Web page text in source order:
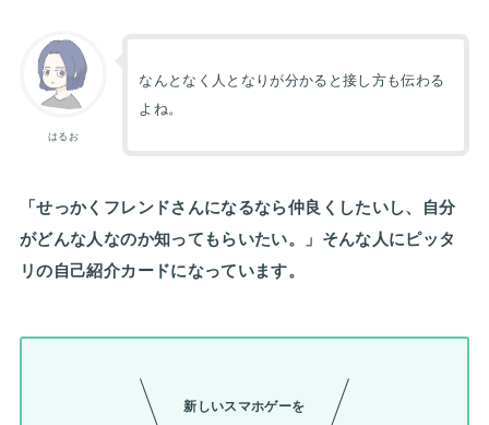
はるお
なんとなく人となりが分かると接し方も伝わる
よね。
「せっかくフレンドさんになるなら仲良くしたいし、自分
がどんな人なのか知ってもらいたい。」そんな人にピッタ
リの自己紹介カードになっています。
新しいスマホゲーを